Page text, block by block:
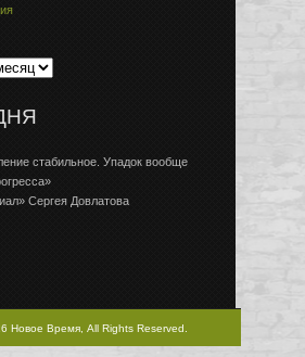
стабильное. Упадок вообще
Сергея Довлатова
Новое Время, All Rights Reserved.